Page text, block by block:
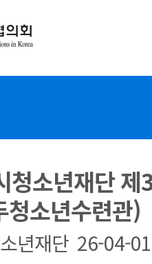
소년재단 제
소년수련관)
년재단 26-04-